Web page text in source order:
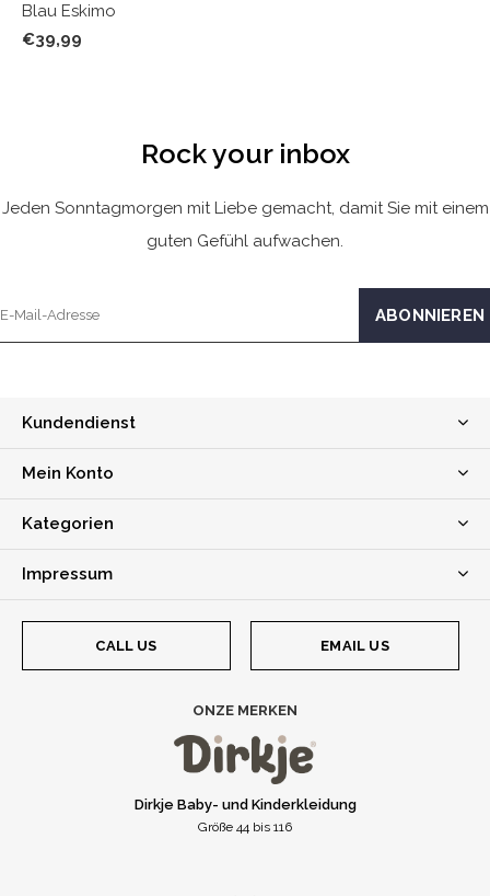
Blau Eskimo
€39,99
Rock your inbox
Jeden Sonntagmorgen mit Liebe gemacht, damit Sie mit einem
guten Gefühl aufwachen.
Kundendienst
Mein Konto
Kategorien
Impressum
CALL US EMAIL US
ONZE MERKEN
Dirkje Baby- und Kinderkleidung
Größe 44 bis 116